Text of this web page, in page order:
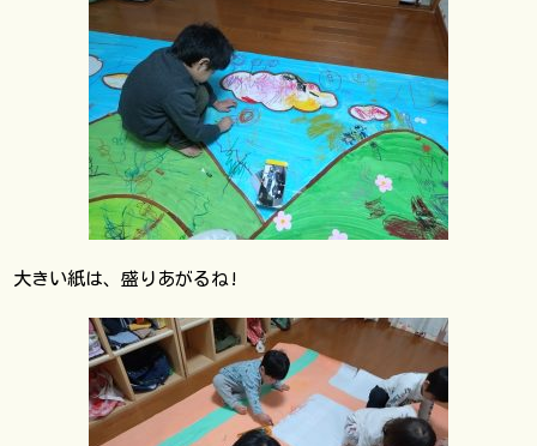
大きい紙は、盛りあがるね!